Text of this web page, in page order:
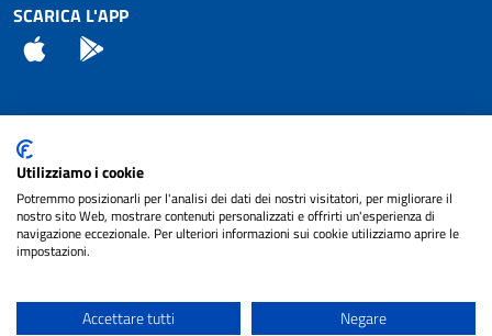
SCARICA L'APP
App Store
Attuazione Misure PNRR
Piano di miglioramento del sito
Note legali
cura diNET SMART
Utilizziamo i cookie
Potremmo posizionarli per l'analisi dei dati dei nostri visitatori, per migliorare il
nostro sito Web, mostrare contenuti personalizzati e offrirti un'esperienza di
navigazione eccezionale. Per ulteriori informazioni sui cookie utilizziamo aprire le
impostazioni.
Accettare tutti Negare